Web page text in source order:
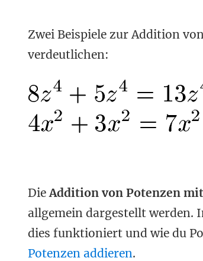
Zwei Beispiele zur Addition
verdeutlichen:
Die Addition von Potenzen
allgemein dargestellt werden.
dies funktioniert und wie du
Potenzen addieren.